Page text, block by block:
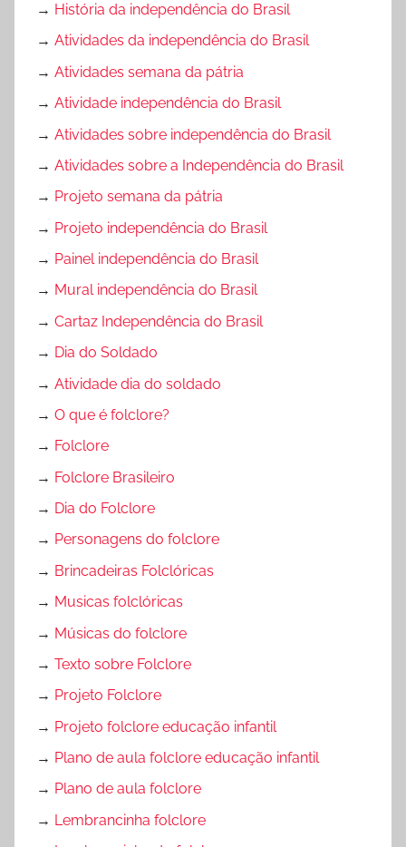
→ História da independência do Brasil
→ Atividades da independência do Brasil
→ Atividades semana da pátria
→ Atividade independência do Brasil
→ Atividades sobre independência do Brasil
→ Atividades sobre a Independência do Brasil
→ Projeto semana da pátria
→ Projeto independência do Brasil
→ Painel independência do Brasil
→ Mural independência do Brasil
→ Cartaz Independência do Brasil
→ Dia do Soldado
→ Atividade dia do soldado
→ O que é folclore?
→ Folclore
→ Folclore Brasileiro
→ Dia do Folclore
→ Personagens do folclore
→ Brincadeiras Folclóricas
→ Musicas folclóricas
→ Músicas do folclore
→ Texto sobre Folclore
→ Projeto Folclore
→ Projeto folclore educação infantil
→ Plano de aula folclore educação infantil
→ Plano de aula folclore
→ Lembrancinha folclore